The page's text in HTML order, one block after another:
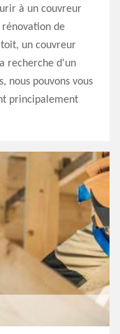
à un couvreur
de
un couvreur
recherche d'un
nous pouvons vous
principalement